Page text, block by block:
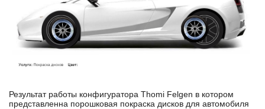
Результат работы конфигуратора Thomi Felgen в котором
представленна порошковая покраска дисков для автомобиля